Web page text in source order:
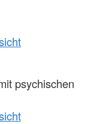
psychischen